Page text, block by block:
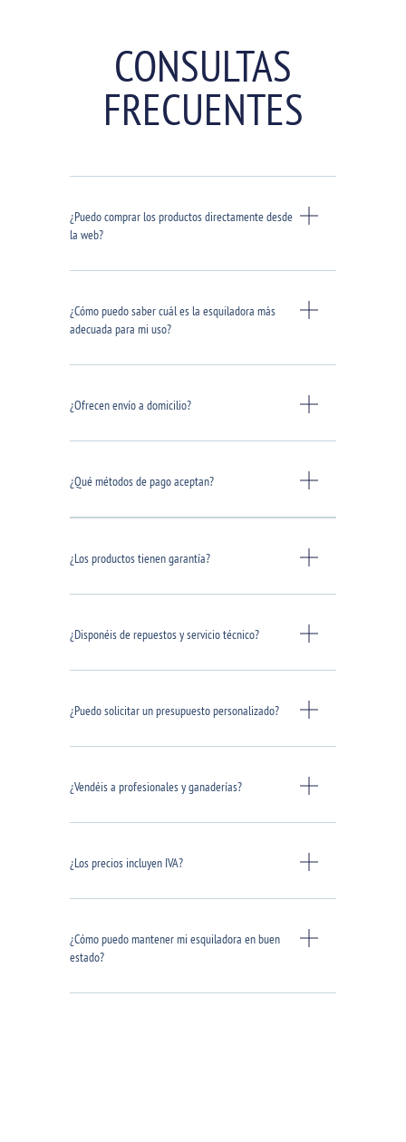
CONSULTAS
FRECUENTES
¿Puedo comprar los productos directamente desde
la web?
¿Cómo puedo saber cuál es la esquiladora más
adecuada para mi uso?
¿Ofrecen envío a domicilio?
¿Qué métodos de pago aceptan?
¿Los productos tienen garantía?
¿Disponéis de repuestos y servicio técnico?
¿Puedo solicitar un presupuesto personalizado?
¿Vendéis a profesionales y ganaderías?
¿Los precios incluyen IVA?
¿Cómo puedo mantener mi esquiladora en buen
estado?